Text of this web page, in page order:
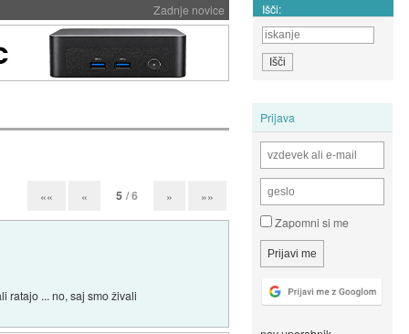
Zadnje novice Išči:
Prijava
Zapomni si me
«« « 5 / 6 » »»
ratajo ... no, saj smo živali